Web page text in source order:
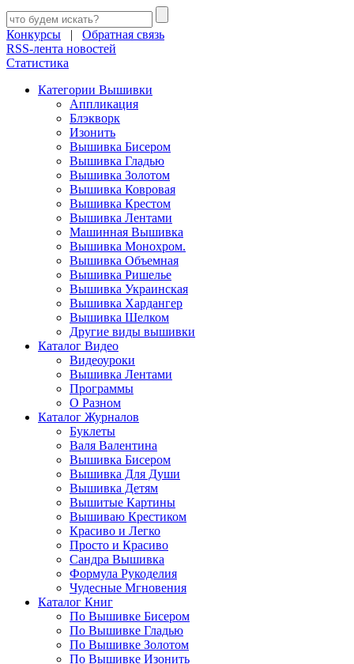
Конкурсы | Обратная связь
RSS-лента новостей
Статистика
Категории Вышивки
Аппликация
Блэкворк
Изонить
Вышивка Бисером
Вышивка Гладью
Вышивка Золотом
Вышивка Ковровая
Вышивка Крестом
Вышивка Лентами
Машинная Вышивка
Вышивка Монохром.
Вышивка Объемная
Вышивка Ришелье
Вышивка Украинская
Вышивка Хардангер
Вышивка Шелком
Другие виды вышивки
Каталог Видео
Видеоуроки
Вышивка Лентами
Программы
О Разном
Каталог Журналов
Буклеты
Валя Валентина
Вышивка Бисером
Вышивка Для Души
Вышивка Детям
Вышитые Картины
Вышиваю Крестиком
Красиво и Легко
Просто и Красиво
Сандра Вышивка
Формула Рукоделия
Чудесные Мгновения
Каталог Книг
По Вышивке Бисером
По Вышивке Гладью
По Вышивке Золотом
По Вышивке Изонить